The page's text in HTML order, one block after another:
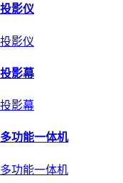
投影仪
投影仪
投影幕
投影幕
多功能一体机
多功能一体机